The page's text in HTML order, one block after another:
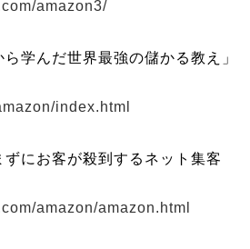
amazon3/
学んだ世界最強の儲かる教え」
index.html
にお客が殺到するネット集客
amazon/amazon.html